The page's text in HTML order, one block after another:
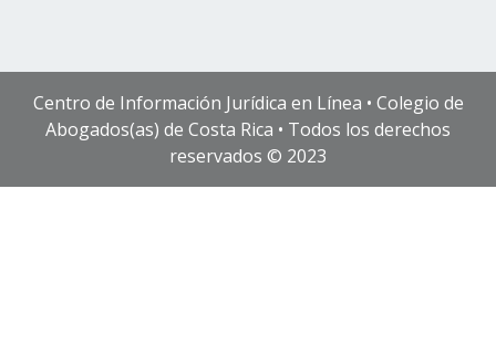
Centro de Información Jurídica en Línea • Colegio de
Abogados(as) de Costa Rica • Todos los derechos
reservados © 2023